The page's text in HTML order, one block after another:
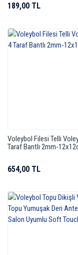
189,00 TL
Voleybol Filesi Telli
Taraf Bantlı 2mm-
654,00 TL